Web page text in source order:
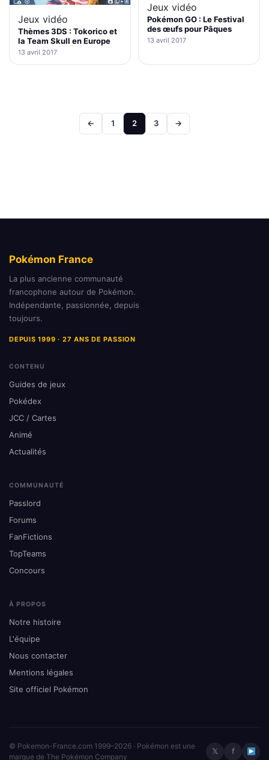
Jeux vidéo
Thèmes 3DS : Tokorico et
la Team Skull en Europe
13 avril 2017
Jeux vidéo
Pokémon GO : Le Festival
des œufs pour Pâques
13 avril 2017
Pagination
← 1 2 3 →
Pokémon France
La plus ancienne communauté
francophone autour de Pokémon.
Indépendante, passionnée, depuis
toujours.
DEPUIS 1999 · 27 ANS DE PASSION
CONTENU
Guides de jeux
Pokédex
JCC / Cartes
Animé
Actualités
COMMUNAUTÉ
Passlord
Forums
FanFictions
TopTeams
Concours
À PROPOS
Notre histoire
L'équipe
Nous contacter
Mentions légales
Site officiel Pokémon
© Pokemon-France.com 1999–2026 · Pokémon est une
marque de The Pokémon Company
𝕏 f